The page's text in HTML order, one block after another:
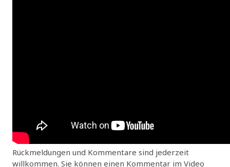
Rückmeldungen und Kommentare sind jederzeit
willkommen. Sie können einen Kommentar im Video